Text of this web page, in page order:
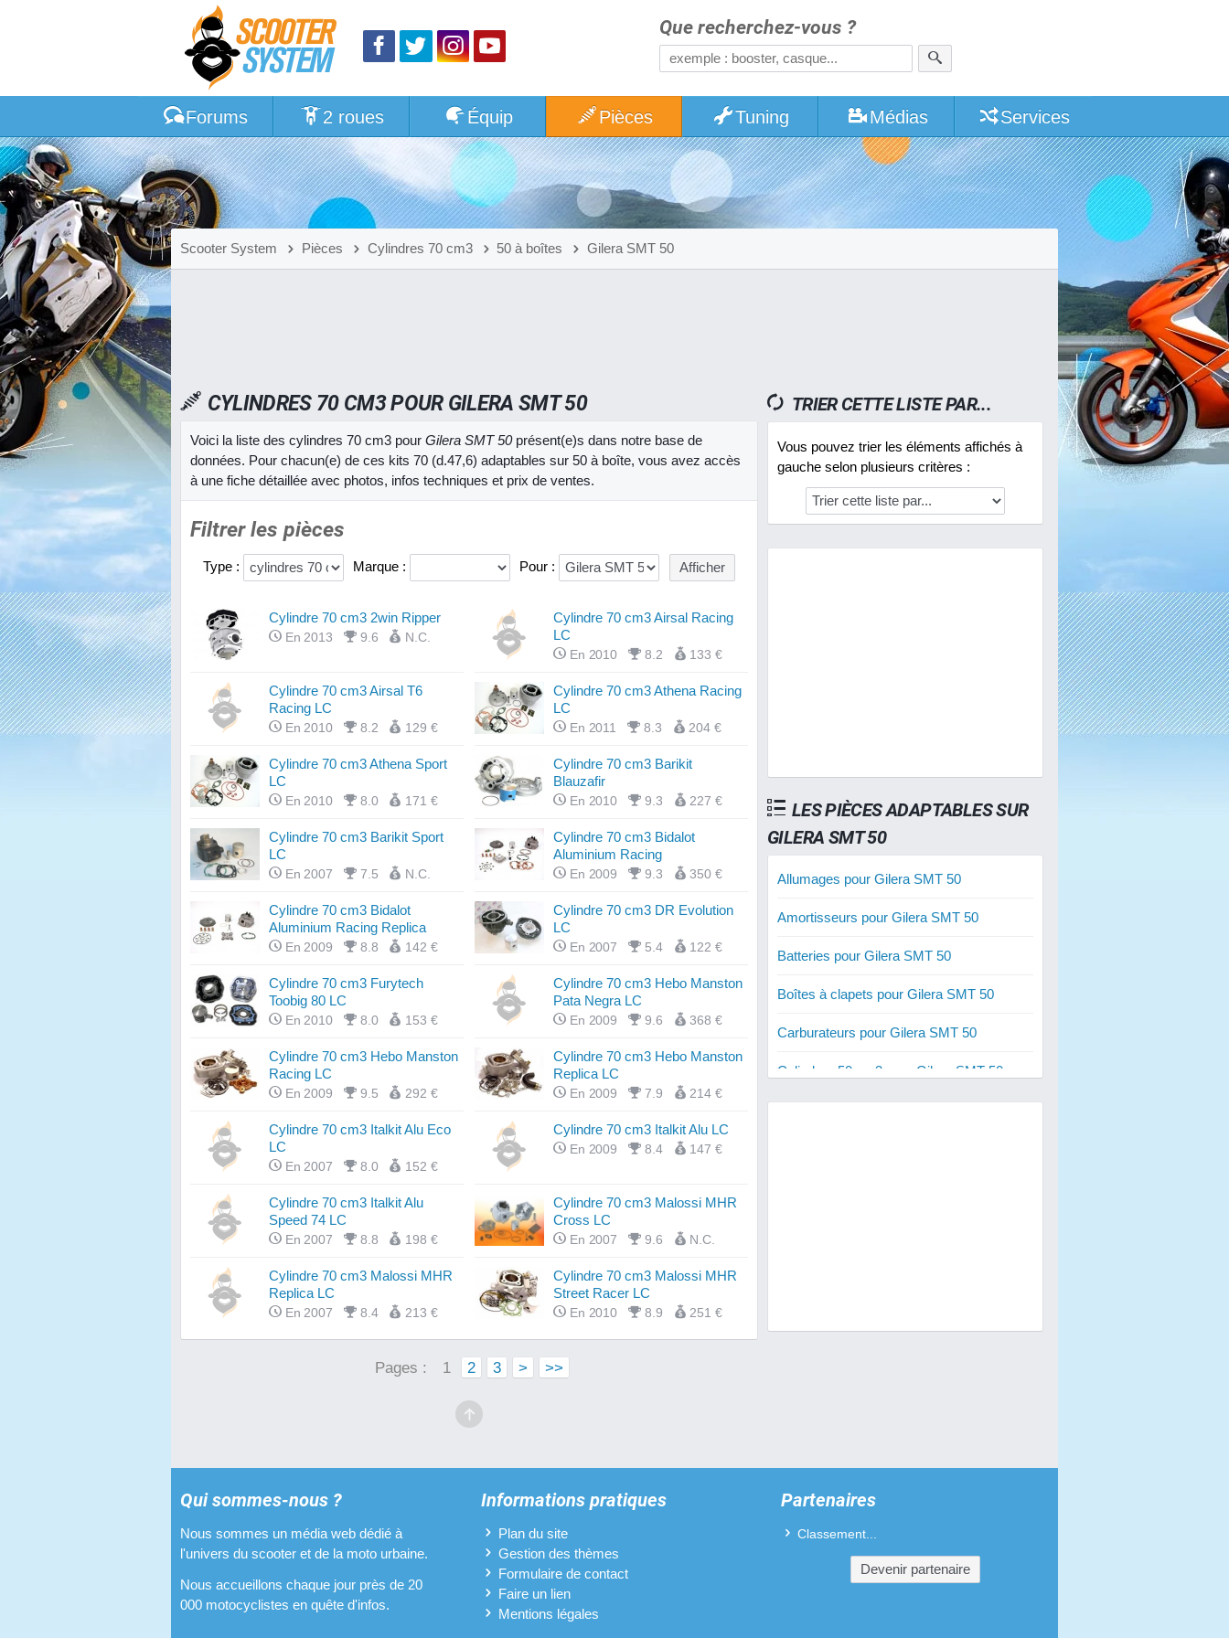
Que recherchez-vous ?
Forums 2 roues Équip Pièces Tuning Médias Services
Scooter System Pièces Cylindres 70 cm3 50 à boîtes Gilera SMT 50
CYLINDRES 70 CM3 POUR GILERA SMT 50
Voici la liste des cylindres 70 cm3 pour Gilera SMT 50présent(e)s dans notre base de
données. Pour chacun(e) de ces kits 70 (d.47,6) adaptables sur 50 à boîte, vous avez accès
à une fiche détaillée avec photos, infos techniques et prix de ventes.
Filtrer les pièces
Type : Marque : Pour :
Cylindre 70 cm3 2win Ripper
En 2013 9.6 N.C.
Cylindre 70 cm3 Airsal Racing
LC
En 2010 8.2 133 €
Cylindre 70 cm3 Airsal T6
Racing LC
En 2010 8.2 129 €
Cylindre 70 cm3 Athena Racing
LC
En 2011 8.3 204 €
Cylindre 70 cm3 Athena Sport
LC
En 2010 8.0 171 €
Cylindre 70 cm3 Barikit
Blauzafir
En 2010 9.3 227 €
Cylindre 70 cm3 Barikit Sport
LC
En 2007 7.5 N.C.
Cylindre 70 cm3 Bidalot
Aluminium Racing
En 2009 9.3 350 €
Cylindre 70 cm3 Bidalot
Aluminium Racing Replica
En 2009 8.8 142 €
Cylindre 70 cm3 DR Evolution
LC
En 2007 5.4 122 €
Cylindre 70 cm3 Furytech
Toobig 80 LC
En 2010 8.0 153 €
Cylindre 70 cm3 Hebo Manston
Pata Negra LC
En 2009 9.6 368 €
Cylindre 70 cm3 Hebo Manston
Racing LC
En 2009 9.5 292 €
Cylindre 70 cm3 Hebo Manston
Replica LC
En 2009 7.9 214 €
Cylindre 70 cm3 Italkit Alu Eco
LC
En 2007 8.0 152 €
Cylindre 70 cm3 Italkit Alu LC
En 2009 8.4 147 €
Cylindre 70 cm3 Italkit Alu
Speed 74 LC
En 2007 8.8 198 €
Cylindre 70 cm3 Malossi MHR
Cross LC
En 2007 9.6 N.C.
Cylindre 70 cm3 Malossi MHR
Replica LC
En 2007 8.4 213 €
Cylindre 70 cm3 Malossi MHR
Street Racer LC
En 2010 8.9 251 €
Pages : 1 2 3 > >>
TRIER CETTE LISTE PAR...
Vous pouvez trier les éléments affichés à
gauche selon plusieurs critères :
LES PIÈCES ADAPTABLES SUR
GILERA SMT 50
Allumages pour Gilera SMT 50
Amortisseurs pour Gilera SMT 50
Batteries pour Gilera SMT 50
Boîtes à clapets pour Gilera SMT 50
Carburateurs pour Gilera SMT 50
Cylindres 50 cm3 pour Gilera SMT 50
Pneus pour Gilera SMT 50
Pots d'échappement pour Gilera SMT 50
Protèges-mains pour Gilera SMT 50
Qui sommes-nous ?
Nous sommes un média web dédié à
l'univers du scooter et de la moto urbaine.
Nous accueillons chaque jour près de 20
000 motocyclistes en quête d'infos.
Informations pratiques
Plan du site
Gestion des thèmes
Formulaire de contact
Faire un lien
Mentions légales
Partenaires
Classement...
Devenir partenaire